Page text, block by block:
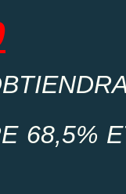
68,5%